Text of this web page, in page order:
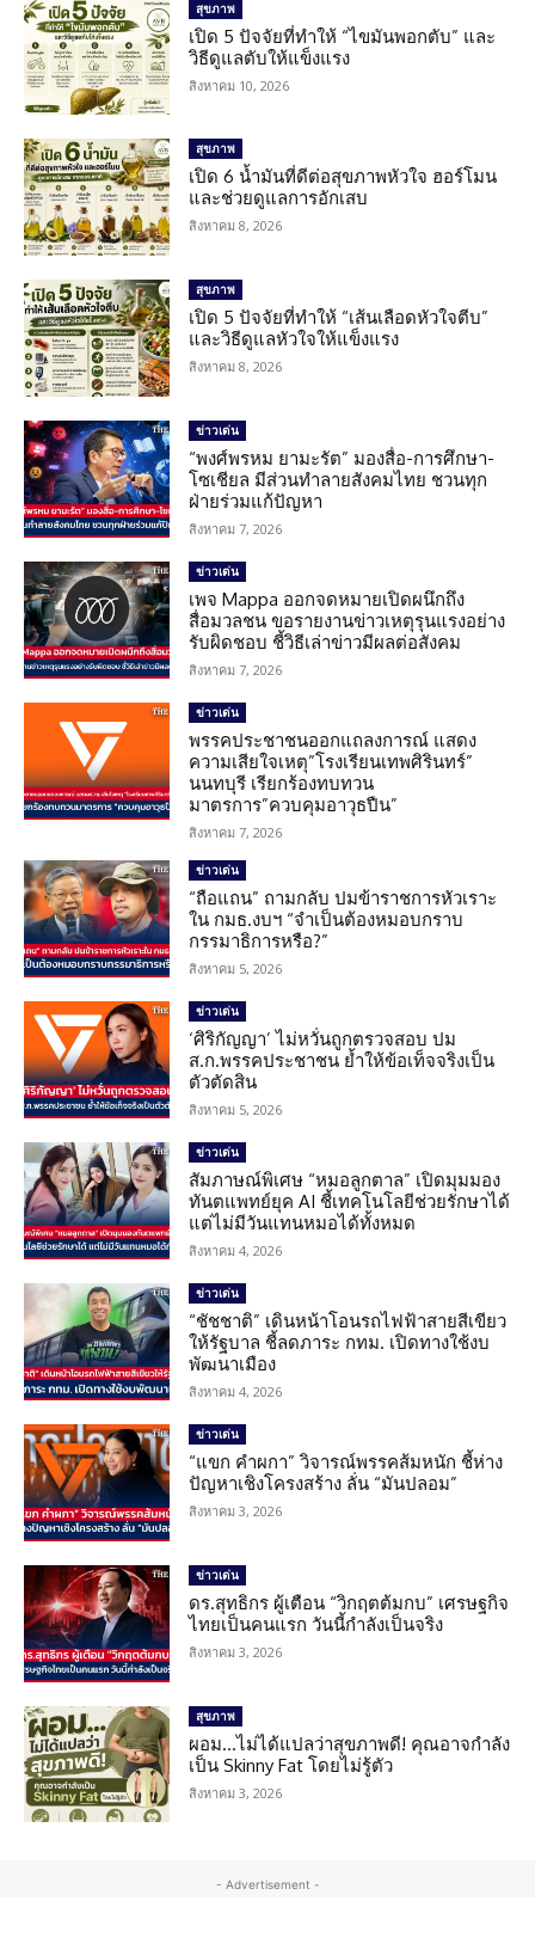
สุขภาพ
เปิด 5 ปัจจัยที่ทำให้ “ไขมันพอกตับ” และ
วิธีดูแลตับให้แข็งแรง
สิงหาคม 10, 2026
สุขภาพ
เปิด 6 น้ำมันที่ดีต่อสุขภาพหัวใจ ฮอร์โมน
และช่วยดูแลการอักเสบ
สิงหาคม 8, 2026
สุขภาพ
เปิด 5 ปัจจัยที่ทำให้ “เส้นเลือดหัวใจตีบ”
และวิธีดูแลหัวใจให้แข็งแรง
สิงหาคม 8, 2026
ข่าวเด่น
“พงศ์พรหม ยามะรัต” มองสื่อ-การศึกษา-
โซเชียล มีส่วนทำลายสังคมไทย ชวนทุก
ฝ่ายร่วมแก้ปัญหา
สิงหาคม 7, 2026
ข่าวเด่น
เพจ Mappa ออกจดหมายเปิดผนึกถึง
สื่อมวลชน ขอรายงานข่าวเหตุรุนแรงอย่าง
รับผิดชอบ ชี้วิธีเล่าข่าวมีผลต่อสังคม
สิงหาคม 7, 2026
ข่าวเด่น
พรรคประชาชนออกแถลงการณ์ แสดง
ความเสียใจเหตุ”โรงเรียนเทพศิรินทร์”
นนทบุรี เรียกร้องทบทวน
มาตรการ”ควบคุมอาวุธปืน”
สิงหาคม 7, 2026
ข่าวเด่น
“ถือแถน” ถามกลับ ปมข้าราชการหัวเราะ
ใน กมธ.งบฯ “จำเป็นต้องหมอบกราบ
กรรมาธิการหรือ?”
สิงหาคม 5, 2026
ข่าวเด่น
‘ศิริกัญญา’ ไม่หวั่นถูกตรวจสอบ ปม
ส.ก.พรรคประชาชน ย้ำให้ข้อเท็จจริงเป็น
ตัวตัดสิน
สิงหาคม 5, 2026
ข่าวเด่น
สัมภาษณ์พิเศษ “หมอลูกตาล” เปิดมุมมอง
ทันตแพทย์ยุค AI ชี้เทคโนโลยีช่วยรักษาได้
แต่ไม่มีวันแทนหมอได้ทั้งหมด
สิงหาคม 4, 2026
ข่าวเด่น
“ชัชชาติ” เดินหน้าโอนรถไฟฟ้าสายสีเขียว
ให้รัฐบาล ชี้ลดภาระ กทม. เปิดทางใช้งบ
พัฒนาเมือง
สิงหาคม 4, 2026
ข่าวเด่น
“แขก คำผกา” วิจารณ์พรรคส้มหนัก ชี้ห่าง
ปัญหาเชิงโครงสร้าง ลั่น “มันปลอม”
สิงหาคม 3, 2026
ข่าวเด่น
ดร.สุทธิกร ผู้เตือน “วิกฤตต้มกบ” เศรษฐกิจ
ไทยเป็นคนแรก วันนี้กำลังเป็นจริง
สิงหาคม 3, 2026
สุขภาพ
ผอม…ไม่ได้แปลว่าสุขภาพดี! คุณอาจกำลัง
เป็น Skinny Fat โดยไม่รู้ตัว
สิงหาคม 3, 2026
- Advertisement -